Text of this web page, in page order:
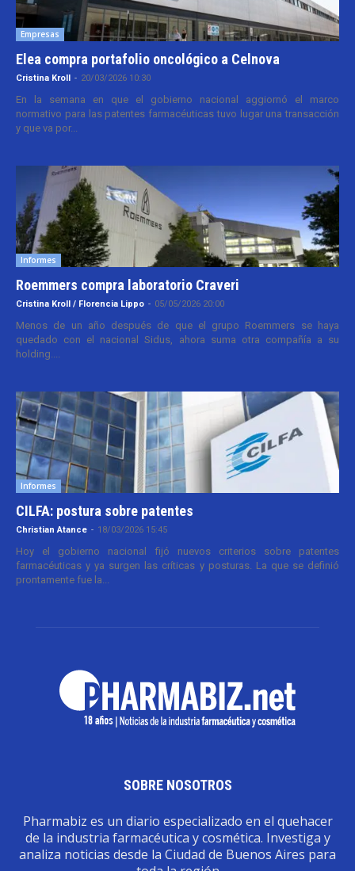
Empresas
Elea compra portafolio oncológico a Celnova
Cristina Kroll - 20/03/2026 10:30
En la semana en que el gobierno nacional aggiornó el marco
normativo para las patentes farmacéuticas tuvo lugar una transacción
y que va por...
Informes
Roemmers compra laboratorio Craveri
Cristina Kroll / Florencia Lippo - 05/05/2026 20:00
Menos de un año después de que el grupo Roemmers se haya
quedado con el nacional Sidus, ahora suma otra compañía a su
holding....
Informes
CILFA: postura sobre patentes
Christian Atance - 18/03/2026 15:45
Hoy el gobierno nacional fijó nuevos criterios sobre patentes
farmacéuticas y ya surgen las críticas y posturas. La que se definió
prontamente fue la...
SOBRE NOSOTROS
Pharmabiz es un diario especializado en el quehacer
de la industria farmacéutica y cosmética. Investiga y
analiza noticias desde la Ciudad de Buenos Aires para